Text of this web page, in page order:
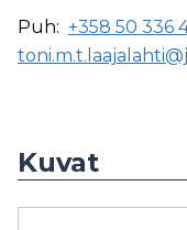
Puh: +358 50 336
Kuvat